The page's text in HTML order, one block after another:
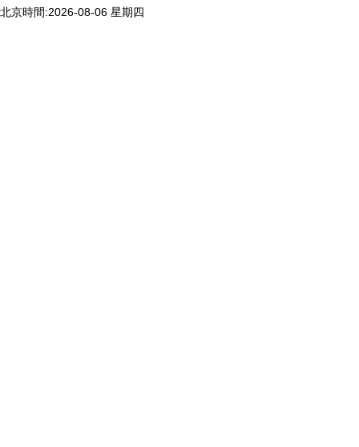
北京時間:2026-08-06 星期四